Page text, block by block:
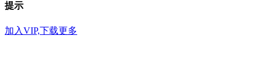
提示
加入VIP,下载更多